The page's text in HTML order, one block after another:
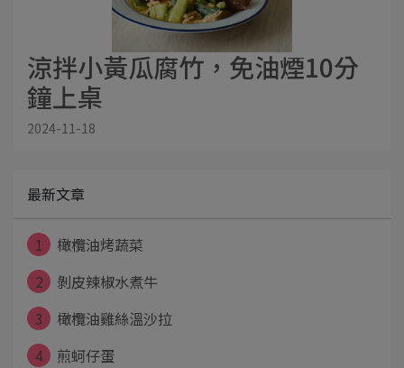
涼拌小黃瓜腐竹，免油煙10分
鐘上桌
2024-11-18
最新文章
1
橄欖油烤蔬菜
2
剝皮辣椒水煮牛
3
橄欖油雞絲溫沙拉
4
煎蚵仔蛋